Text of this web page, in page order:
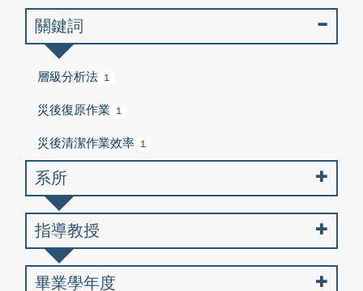
關鍵詞
層級分析法 1
災後復原作業 1
災後清潔作業效率 1
系所
指導教授
畢業學年度